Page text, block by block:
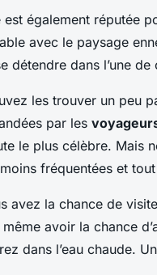
est également réputée
avec le paysage
détendre dans l’une
les trouver un peu
par les
le plus célèbre. Mais
fréquentées et
avez la chance de
avoir la chance
dans l’eau chaude.